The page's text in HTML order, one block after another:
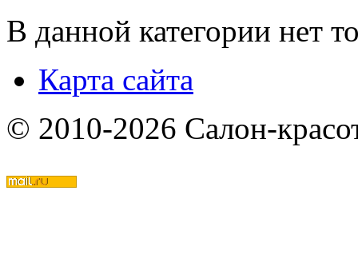
В данной категории нет
Карта сайта
© 2010-2026 Салон-